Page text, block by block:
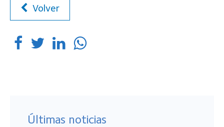
Volver
Últimas noticias